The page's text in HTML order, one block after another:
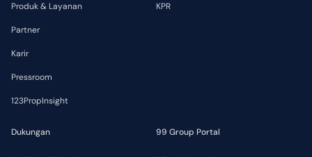
Produk & Layanan
Partner
Karir
Pressroom
123PropInsight
KPR
Dukungan 99 Group Portal